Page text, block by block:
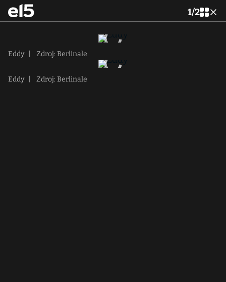
1/2
Eddy Zdroj: Berlinale
Eddy Zdroj: Berlinale